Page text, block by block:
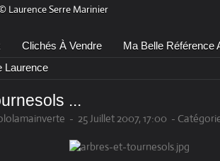
Laurence Serre Marinier
Clichés À Vendre Ma Belle Référence
Laurence
...
- 25 Juillet 2007, 17:00 -